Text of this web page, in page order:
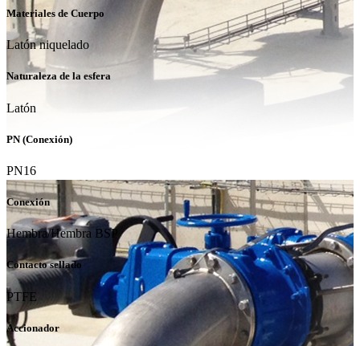
Materiales de Cuerpo
Latón niquelado
Naturaleza de la esfera
Latón
PN (Conexión)
PN16
Conexión
Hembra/Hembra BSP
Contacto sellado
PTFE
Accionador